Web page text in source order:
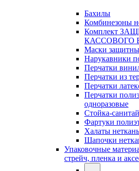
Бахилы
Комбинезоны
Комплект
КАССОВОГО
Маски
Нарукавники
Перчатки
Перчатки из
Перчатки
Перчатки
одноразовые
Стойка-
Фартуки
Халаты
Шапочки
Упаковочные
стрейч, пленка и